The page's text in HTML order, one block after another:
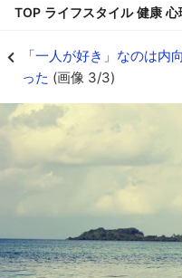
TOP ライフスタイル 健康 心
「一人が好き」なのは
った (画像 3/3)